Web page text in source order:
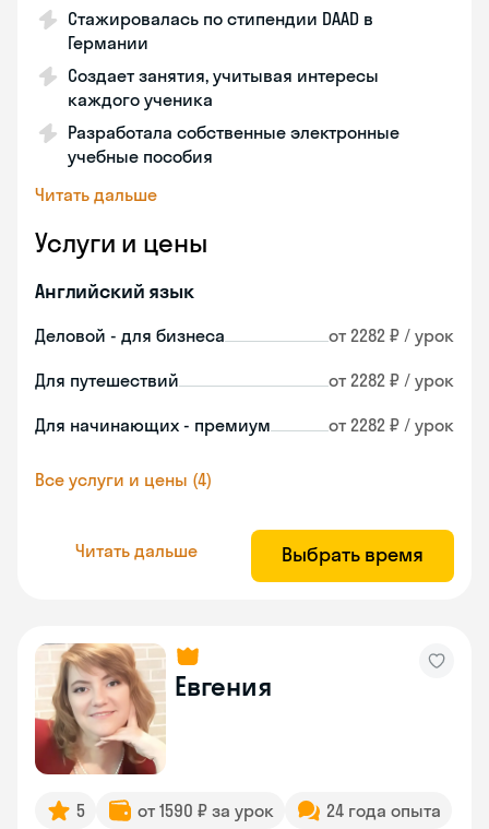
Стажировалась по стипендии DAAD в
Германии
Создает занятия, учитывая интересы
каждого ученика
Разработала собственные электронные
учебные пособия
Читать дальше
Услуги и цены
Английский язык
Деловой - для бизнеса от 2282 ₽ / урок
Для путешествий от 2282 ₽ / урок
Для начинающих - премиум от 2282 ₽ / урок
Все услуги и цены (4)
Читать дальше Выбрать время
Евгения
5 от 1590 ₽ за урок
24 года опыта